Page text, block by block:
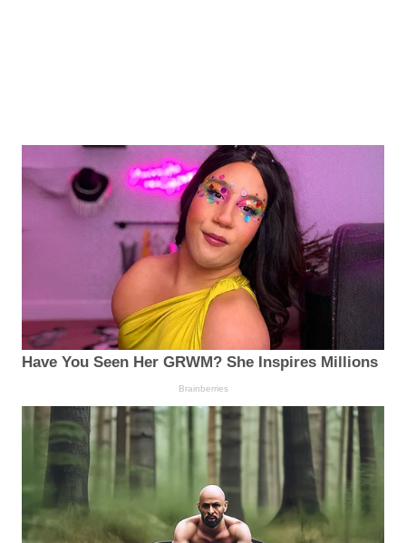
Have You Seen Her GRWM? She Inspires Millions
Brainberries